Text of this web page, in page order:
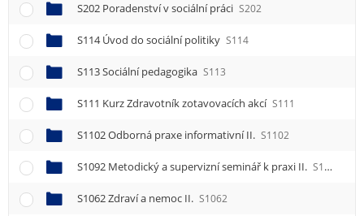
S202 Poradenství v sociální práci S202
S114 Úvod do sociální politiky S114
S113 Sociální pedagogika S113
S111 Kurz Zdravotník zotavovacích akcí S111
S1102 Odborná praxe informativní II. S1102
S1092 Metodický a supervizní seminář k praxi II. S1092
S1062 Zdraví a nemoc II. S1062